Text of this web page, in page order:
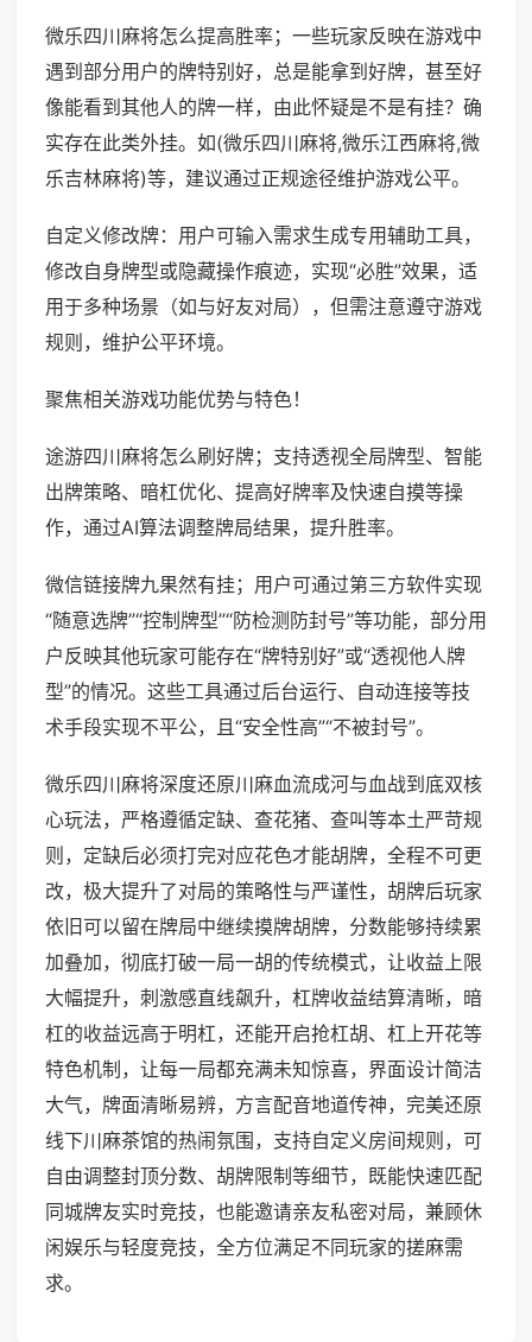
微乐四川麻将怎么提高胜率；一些玩家反映在游戏中
遇到部分用户的牌特别好，总是能拿到好牌，甚至好
像能看到其他人的牌一样，由此怀疑是不是有挂？确
实存在此类外挂。如(微乐四川麻将,微乐江西麻将,微
乐吉林麻将)等，建议通过正规途径维护游戏公平。
自定义修改牌：用户可输入需求生成专用辅助工具，
修改自身牌型或隐藏操作痕迹，实现“必胜”效果，适
用于多种场景（如与好友对局），但需注意遵守游戏
规则，维护公平环境。
聚焦相关游戏功能优势与特色！
途游四川麻将怎么刷好牌；支持透视全局牌型、智能
出牌策略、暗杠优化、提高好牌率及快速自摸等操
作，通过AI算法调整牌局结果，提升胜率。
微信链接牌九果然有挂；用户可通过第三方软件实现
“随意选牌”“控制牌型”“防检测防封号”等功能，部分用
户反映其他玩家可能存在“牌特别好”或“透视他人牌
型”的情况。这些工具通过后台运行、自动连接等技
术手段实现不平公，且“安全性高”“不被封号”。
微乐四川麻将深度还原川麻血流成河与血战到底双核
心玩法，严格遵循定缺、查花猪、查叫等本土严苛规
则，定缺后必须打完对应花色才能胡牌，全程不可更
改，极大提升了对局的策略性与严谨性，胡牌后玩家
依旧可以留在牌局中继续摸牌胡牌，分数能够持续累
加叠加，彻底打破一局一胡的传统模式，让收益上限
大幅提升，刺激感直线飙升，杠牌收益结算清晰，暗
杠的收益远高于明杠，还能开启抢杠胡、杠上开花等
特色机制，让每一局都充满未知惊喜，界面设计简洁
大气，牌面清晰易辨，方言配音地道传神，完美还原
线下川麻茶馆的热闹氛围，支持自定义房间规则，可
自由调整封顶分数、胡牌限制等细节，既能快速匹配
同城牌友实时竞技，也能邀请亲友私密对局，兼顾休
闲娱乐与轻度竞技，全方位满足不同玩家的搓麻需
求。